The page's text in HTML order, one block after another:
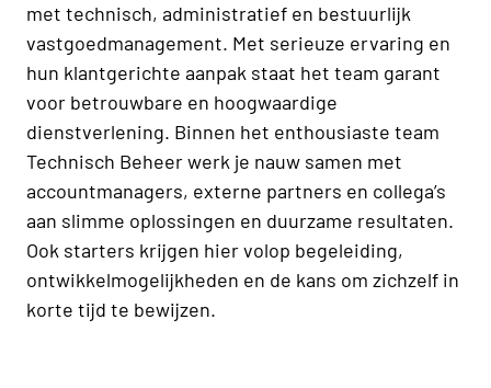
met technisch, administratief en bestuurlijk
vastgoedmanagement. Met serieuze ervaring en
hun klantgerichte aanpak staat het team garant
voor betrouwbare en hoogwaardige
dienstverlening. Binnen het enthousiaste team
Technisch Beheer werk je nauw samen met
accountmanagers, externe partners en collega’s
aan slimme oplossingen en duurzame resultaten.
Ook starters krijgen hier volop begeleiding,
ontwikkelmogelijkheden en de kans om zichzelf in
korte tijd te bewijzen.